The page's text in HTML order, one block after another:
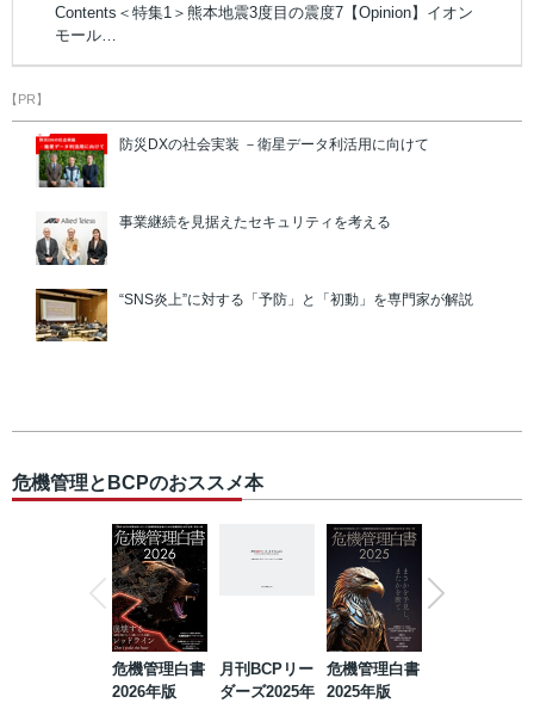
Contents＜特集1＞熊本地震3度目の震度7【Opinion】イオン
モール…
【PR】
防災DXの社会実装 －衛星データ利活用に向けて
事業継続を見据えたセキュリティを考える
“SNS炎上”に対する「予防」と「初動」を専門家が解説
危機管理とBCPのおススメ本
危機管理白書
2026年版
月刊BCPリー
ダーズ2025年
危機管理白書
2025年版